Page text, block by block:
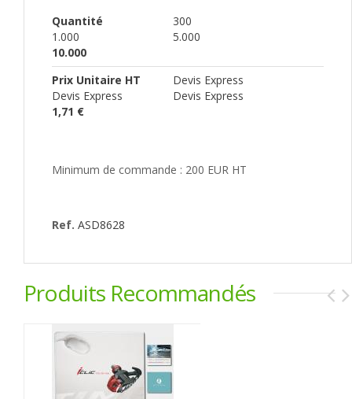
Quantité
300
1.000
5.000
10.000
Prix Unitaire HT
Devis Express
Devis Express
Devis Express
1,71 €
Minimum de commande : 200 EUR HT
Ref. ASD8628
Produits Recommandés